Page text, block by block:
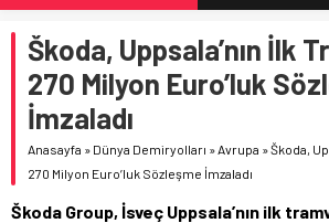
NS, Temmuz 2026’dan İtibaren
Yasak, Ceza Yok
Madrid Atocha’da 56 Milyon Euro’luk
%33 Kapasite Artışı
İngiltere Demiryolunda Tarihi
Resmen Başladı
Škoda, Uppsala’nın İlk
270 Milyon Euro’luk
İmzaladı
Anasayfa » Dünya Demiryolları »Avrupa »Škoda,
270 Milyon Euro’luk Sözleşme İmzaladı
Škoda Group, İsveç Uppsala’nın ilk